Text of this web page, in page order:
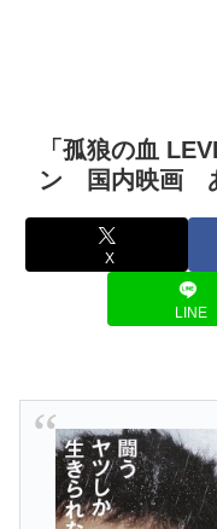
「孤狼の血
ン 国内映画
X
LINE